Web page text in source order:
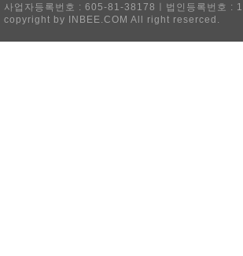
사업자등록번호 : 605-81-38178ㅣ법인등록번호 :
copyright by INBEE.COM All right reserced.